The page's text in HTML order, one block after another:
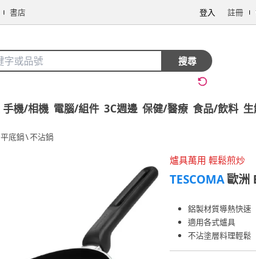
書店 登入 註冊
搜尋
手機/相機 電腦/組件 3C週邊 保健/醫療 食品/飲料
平底鍋\不沾鍋
爐具萬用 輕鬆煎炒
TESCOMA歐洲
鋁製材質導熱快速
適用各式爐具
不沾塗層料理輕鬆